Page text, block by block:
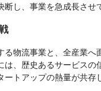
し、事業を急成長させ
る物流事業と、全産業へ
は、歴史あるサービスの
トアップの熱量が共存